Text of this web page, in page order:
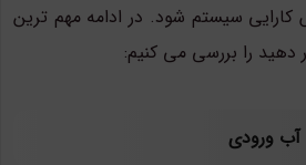
سیستم شود. در ادامه مهم ترین
دهید را بررسی می کنیم: